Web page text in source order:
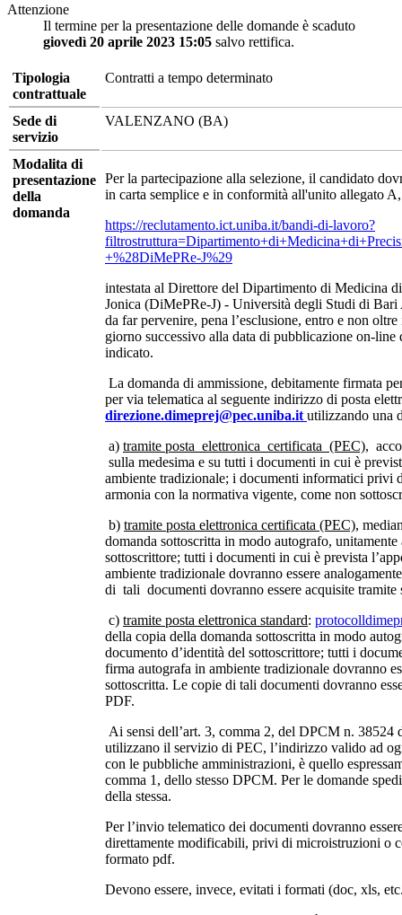
Attenzione
Il termine per la presentazione delle domande è scaduto
giovedì 20 aprile 2023 15:05 salvo rettifica.
Tipologia
contrattuale
Contratti a tempo determinato
Sede di
servizio
VALENZANO (BA)
Modalita di
presentazione
della
domanda
Per la partecipazione alla selezione, il candidato
in carta semplice e in conformità all'unito allegato
https://reclutamento.ict.uniba.it/bandi-di-lavoro?
+%28DiMePRe-J%29
intestata al Direttore del Dipartimento di Medicina
Jonica (DiMePRe-J) - Università degli Studi di
da far pervenire, pena l’esclusione, entro e non
giorno successivo alla data di pubblicazione on-line
indicato.
La domanda di ammissione, debitamente firmata
per via telematica al seguente indirizzo di posta
direzione.dimeprej@pec.uniba.it utilizzando una
a) tramite posta elettronica certificata (PEC),
sulla medesima e su tutti i documenti in cui è
ambiente tradizionale; i documenti informatici privi
armonia con la normativa vigente, come non
b) tramite posta elettronica certificata (PEC),
domanda sottoscritta in modo autografo,
sottoscrittore; tutti i documenti in cui è prevista
ambiente tradizionale dovranno essere
di tali documenti dovranno essere acquisite tramite
c) tramite posta elettronica standard:
della copia della domanda sottoscritta in modo
documento d’identità del sottoscrittore; tutti i
firma autografa in ambiente tradizionale dovranno
sottoscritta. Le copie di tali documenti dovranno
PDF.
Ai sensi dell’art. 3, comma 2, del DPCM n. 38524
utilizzano il servizio di PEC, l’indirizzo valido ad
con le pubbliche amministrazioni, è quello
comma 1, dello stesso DPCM. Per le domande
della stessa.
Per l’invio telematico dei documenti dovranno
direttamente modificabili, privi di microistruzioni o
formato pdf.
Devono essere, invece, evitati i formati (doc, xls,